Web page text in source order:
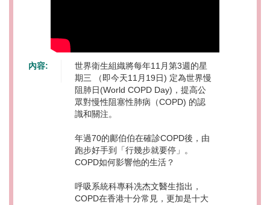
內容:
世界衛生組織將每年11月第3週的星
期三 （即今天11月19日) 定為世界慢
阻肺日(World COPD Day)，提高公
眾對慢性阻塞性肺病（COPD) 的認
識和關注。
年過70的鄺伯伯在確診COPD後，由
跑步好手到「行幾步就要停」。
COPD如何影響他的生活？
⁠呼吸系統科專科冼杰文醫生指出，
COPD在香港十分常見，更加是十大